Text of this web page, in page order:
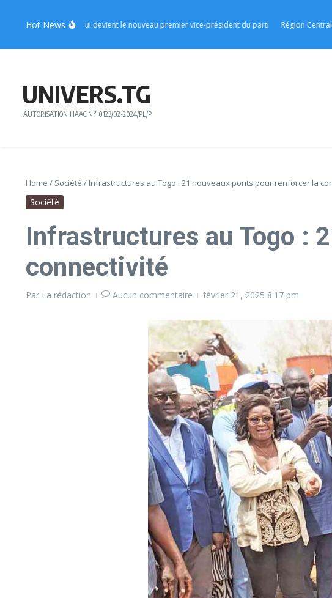
Hot News
Sèna Alipui devient le nouveau premier vice-président du parti Région Centrale :
UNIVERS.TG
AUTORISATION HAAC N° 0123/02-2024/PL/P
Home / Société / Infrastructures au Togo : 21 nouveaux ponts pour renforcer la
Société
Infrastructures au Togo :
connectivité
Par La rédaction Aucun commentaire février 21, 2025 8:17 pm